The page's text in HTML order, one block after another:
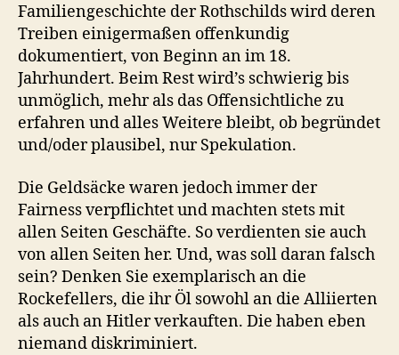
Familiengeschichte der Rothschilds wird deren
Treiben einigermaßen offenkundig
dokumentiert, von Beginn an im 18.
Jahrhundert. Beim Rest wird’s schwierig bis
unmöglich, mehr als das Offensichtliche zu
erfahren und alles Weitere bleibt, ob begründet
und/oder plausibel, nur Spekulation.
Die Geldsäcke waren jedoch immer der
Fairness verpflichtet und machten stets mit
allen Seiten Geschäfte. So verdienten sie auch
von allen Seiten her. Und, was soll daran falsch
sein? Denken Sie exemplarisch an die
Rockefellers, die ihr Öl sowohl an die Alliierten
als auch an Hitler verkauften. Die haben eben
niemand diskriminiert.